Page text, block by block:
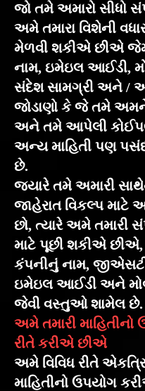
જો તમે અમારો સીધો
અમે તમારા વિશેની
મેળવી શકીએ છીએ
નામ, ઇમેઇલ આઈડી,
સંદેશ સામગ્રી અને /
જોડાણો કે જે તમે અમને
અને તમે આપેલી
અન્ય માહિતી પણ
છે.
જ્યારે તમે અમારી
જાહેરાત વિકલ્પ માટે
છો, ત્યારે અમે તમારી
માટે પૂછી શકીએ છીએ,
કંપનીનું નામ,
ઇમેઇલ આઈડી અને
જેવી વસ્તુઓ શામેલ છે.
અમે તમારી માહિતીનો
રીતે કરીએ છીએ
અમે વિવિધ રીતે
માહિતીનો ઉપયોગ